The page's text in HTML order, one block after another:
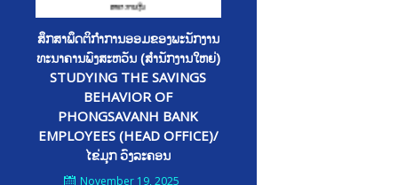
ສຶກສາພຶດຕິກຳການອອມຂອງພະນັກງານ
ທະນາຄານພົງສະຫວັນ (ສຳນັກງານໃຫຍ່)
STUDYING THE SAVINGS
BEHAVIOR OF
PHONGSAVANH BANK
EMPLOYEES (HEAD OFFICE)/
ໄຂ່ມຸກ ວົງລະຄອນ
November 19, 2025